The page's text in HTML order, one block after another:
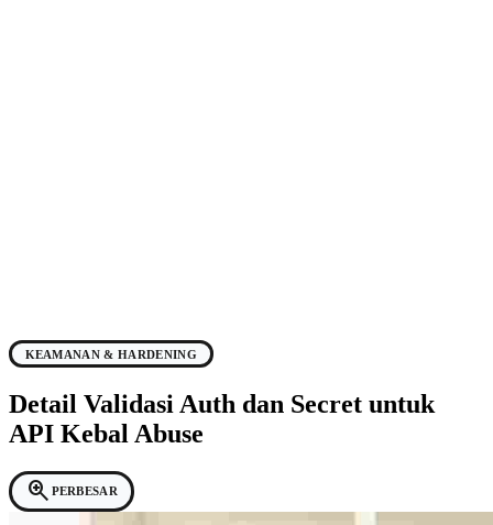
KEAMANAN & HARDENING
Detail Validasi Auth dan Secret untuk
API Kebal Abuse
zoom_in PERBESAR